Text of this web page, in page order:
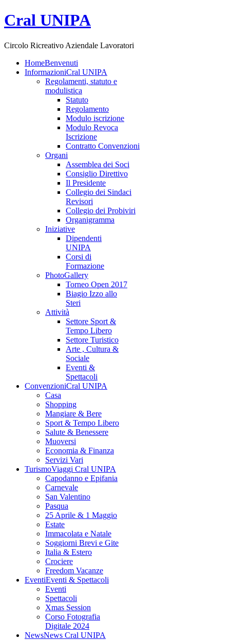
Cral UNIPA
Circolo Ricreativo Aziendale Lavoratori
HomeBenvenuti
InformazioniCral UNIPA
Regolamenti, statuto e
modulistica
Statuto
Regolamento
Modulo iscrizione
Modulo Revoca
Iscrizione
Contratto Convenzioni
Organi
Assemblea dei Soci
Consiglio Direttivo
Il Presidente
Collegio dei Sindaci
Revisori
Collegio dei Probiviri
Organigramma
Iniziative
Dipendenti
UNIPA
Corsi di
Formazione
PhotoGallery
Torneo Open 2017
Biagio Izzo allo
Steri
Attività
Settore Sport &
Tempo Libero
Settore Turistico
Arte , Cultura &
Sociale
Eventi &
Spettacoli
ConvenzioniCral UNIPA
Casa
Shopping
Mangiare & Bere
Sport & Tempo Libero
Salute & Benessere
Muoversi
Economia & Finanza
Servizi Vari
TurismoViaggi Cral UNIPA
Capodanno e Epifania
Carnevale
San Valentino
Pasqua
25 Aprile & 1 Maggio
Estate
Immacolata e Natale
Soggiorni Brevi e Gite
Italia & Estero
Crociere
Freedom Vacanze
EventiEventi & Spettacoli
Eventi
Spettacoli
Xmas Session
Corso Fotografia
Digitale 2024
NewsNews Cral UNIPA